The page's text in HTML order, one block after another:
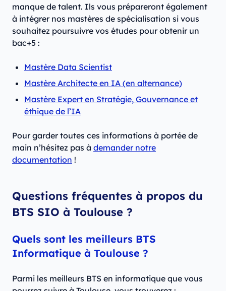
manque de talent. Ils vous prépareront également
à intégrer nos mastères de spécialisation si vous
souhaitez poursuivre vos études pour obtenir un
bac+5 :
Mastère Data Scientist
Mastère Architecte en IA (en alternance)
Mastère Expert en Stratégie, Gouvernance et
éthique de l’IA
Pour garder toutes ces informations à portée de
main n’hésitez pas à demander notre
documentation !
Questions fréquentes à propos du
BTS SIO à Toulouse ?
Quels sont les meilleurs BTS
Informatique à Toulouse ?
Parmi les meilleurs BTS en informatique que vous